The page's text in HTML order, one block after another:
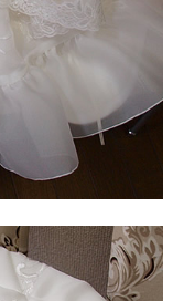
ビードレス
ーメイのウ
ュアドレス
フォトスタン